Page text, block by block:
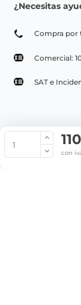
110
con
¿Necesitas
Compra por
Comercial:
SAT e
© Copyright 2022
Condiciones